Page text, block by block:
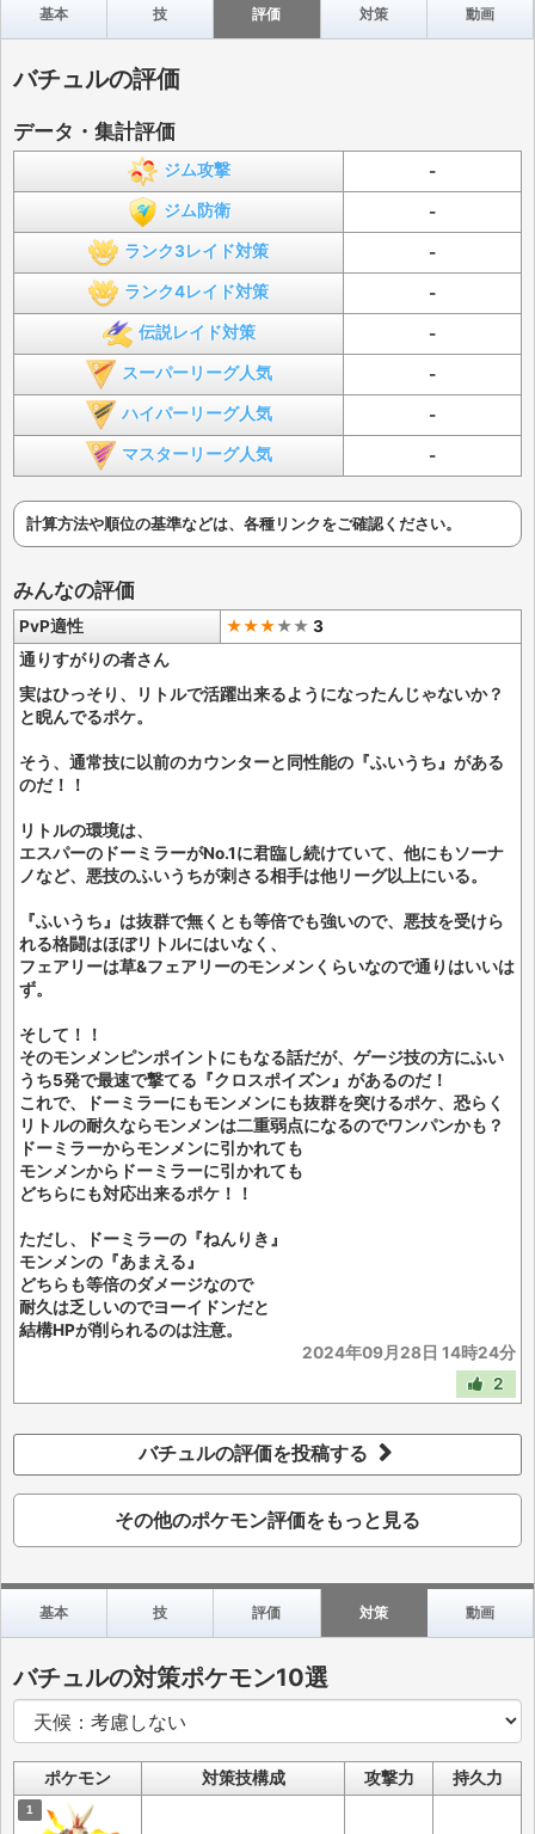
基本 技 評価 対策 動画
バチュルの評価
データ・集計評価
ジム攻撃 -
ジム防衛 -
ランク3レイド対策 -
ランク4レイド対策 -
伝説レイド対策 -
スーパーリーグ人気 -
ハイパーリーグ人気 -
マスターリーグ人気 -
計算方法や順位の基準などは、各種リンクをご確認ください。
みんなの評価
PvP適性 ★★★★★ 3
通りすがりの者さん
実はひっそり、リトルで活躍出来るようになったんじゃないか？
と睨んでるポケ。
そう、通常技に以前のカウンターと同性能の『ふいうち』がある
のだ！！
リトルの環境は、
エスパーのドーミラーがNo.1に君臨し続けていて、他にもソーナ
ノなど、悪技のふいうちが刺さる相手は他リーグ以上にいる。
『ふいうち』は抜群で無くとも等倍でも強いので、悪技を受けら
れる格闘はほぼリトルにはいなく、
フェアリーは草&フェアリーのモンメンくらいなので通りはいいは
ず。
そして！！
そのモンメンピンポイントにもなる話だが、ゲージ技の方にふい
うち5発で最速で撃てる『クロスポイズン』があるのだ！
これで、ドーミラーにもモンメンにも抜群を突けるポケ、恐らく
リトルの耐久ならモンメンは二重弱点になるのでワンパンかも？
ドーミラーからモンメンに引かれても
モンメンからドーミラーに引かれても
どちらにも対応出来るポケ！！
ただし、ドーミラーの『ねんりき』
モンメンの『あまえる』
どちらも等倍のダメージなので
耐久は乏しいのでヨーイドンだと
結構HPが削られるのは注意。
2024年09月28日 14時24分
2
バチュルの評価を投稿する
その他のポケモン評価をもっと見る
基本 技 評価 対策 動画
バチュルの対策ポケモン10選
ポケモン 対策技構成 攻撃力 持久力